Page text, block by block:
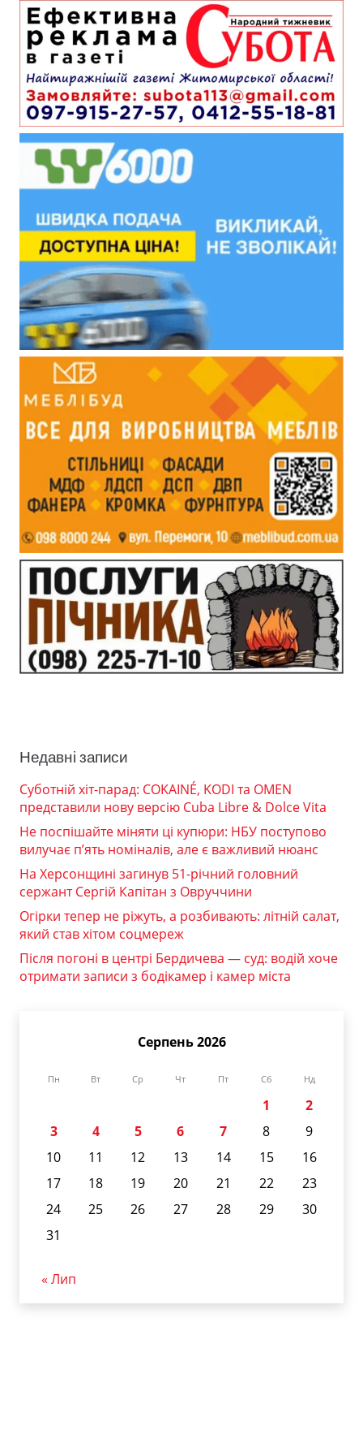
Недавні записи
Суботній хіт-парад: COKAINÉ, KODI та OMEN
представили нову версію Cuba Libre & Dolce Vita
Не поспішайте міняти ці купюри: НБУ поступово
вилучає п’ять номіналів, але є важливий нюанс
На Херсонщині загинув 51-річний головний
сержант Сергій Капітан з Овруччини
Огірки тепер не ріжуть, а розбивають: літній салат,
який став хітом соцмереж
Після погоні в центрі Бердичева — суд: водій хоче
отримати записи з бодікамер і камер міста
Серпень 2026
Пн Вт Ср Чт Пт Сб Нд
1
2
3
4 5 6 7 8
9
10
11 12 13 14 15
16
17
18 19 20 21 22
23
24
25 26 27 28 29
30
31
« Лип